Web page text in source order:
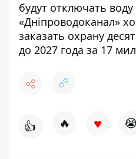
будут отключать воду
«Дніпроводоканал»
заказать охрану
до 2027 года за 17
👍 🔥 ♥